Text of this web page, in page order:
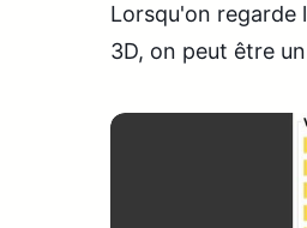
Lorsqu'on regarde
3D, on peut être